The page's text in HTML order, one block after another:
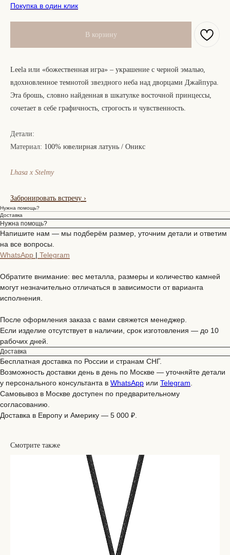
Покупка в один клик
В корзину
Leela или «божественная игра» – украшение с черной эмалью,
вдохновленное темнотой звездного неба над дворцами Джайпура.
Эта брошь, словно найденная в шкатулке восточной принцессы,
сочетает в себе графичность, строгость и чувственность.
Детали:
Материал: 100% ювелирная латунь / Оникс
Lhasa x Stelmy
Забронировать встречу ›
Нужна помощь?
Доставка
Нужна помощь?
Напишите нам — мы подберём размер, уточним детали и ответим
на все вопросы.
WhatsApp | Telegram
Обратите внимание: вес металла, размеры и количество камней
могут незначительно отличаться в зависимости от варианта
исполнения.
После оформления заказа с вами свяжется менеджер.
Если изделие отсутствует в наличии, срок изготовления — до 10
рабочих дней.
Доставка
Бесплатная доставка по России и странам СНГ.
Возможность доставки день в день по Москве — уточняйте детали
у персонального консультанта в WhatsApp или Telegram.
Самовывоз в Москве доступен по предварительному
согласованию.
Доставка в Европу и Америку — 5 000 ₽.
Смотрите также